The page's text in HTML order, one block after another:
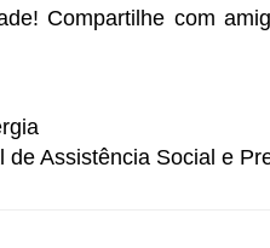
Compartilhe com
Assistência Social e